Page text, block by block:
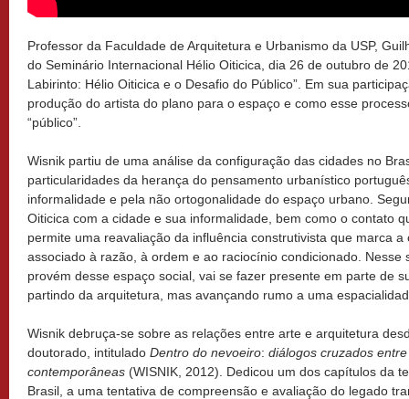
Professor da Faculdade de Arquitetura e Urbanismo da USP,
do Seminário Internacional Hélio Oiticica, dia 26 de outubro de
Labirinto: Hélio Oiticica e o Desafio do Público”. Em sua
produção do artista do plano para o espaço e como esse
“público”.
Wisnik partiu de uma análise da configuração das cidades no
particularidades da herança do pensamento urbanístico
informalidade e pela não ortogonalidade do espaço urbano.
Oiticica com a cidade e sua informalidade, bem como o contato
permite uma reavaliação da influência construtivista que marca
associado à razão, à ordem e ao raciocínio condicionado. Nesse
provém desse espaço social, vai se fazer presente em parte de
partindo da arquitetura, mas avançando rumo a uma
Wisnik debruça-se sobre as relações entre arte e arquitetura
doutorado, intitulado Dentro do nevoeiro: diálogos cruzados
contemporâneas (WISNIK, 2012). Dedicou um dos capítulos da
Brasil, a uma tentativa de compreensão e avaliação do legado